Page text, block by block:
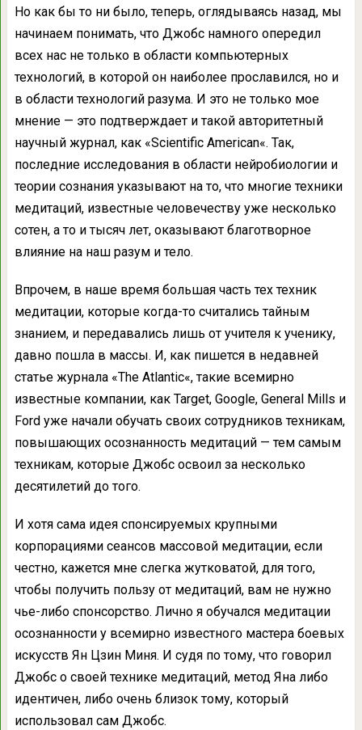
Но как бы то ни было, теперь, оглядываясь назад, мы
начинаем понимать, что Джобс намного опередил
всех нас не только в области компьютерных
технологий, в которой он наиболее прославился, но и
в области технологий разума. И это не только мое
мнение — это подтверждает и такой авторитетный
научный журнал, как «Scientific American«. Так,
последние исследования в области нейробиологии и
теории сознания указывают на то, что многие техники
медитаций, известные человечеству уже несколько
сотен, а то и тысяч лет, оказывают благотворное
влияние на наш разум и тело.
Впрочем, в наше время большая часть тех техник
медитации, которые когда-то считались тайным
знанием, и передавались лишь от учителя к ученику,
давно пошла в массы. И, как пишется в недавней
статье журнала «The Atlantic«, такие всемирно
известные компании, как Target, Google, General Mills и
Ford уже начали обучать своих сотрудников техникам,
повышающих осознанность медитаций — тем самым
техникам, которые Джобс освоил за несколько
десятилетий до того.
И хотя сама идея спонсируемых крупными
корпорациями сеансов массовой медитации, если
честно, кажется мне слегка жутковатой, для того,
чтобы получить пользу от медитаций, вам не нужно
чье-либо спонсорство. Лично я обучался медитации
осознанности у всемирно известного мастера боевых
искусств Ян Цзин Миня. И судя по тому, что говорил
Джобс о своей технике медитаций, метод Яна либо
идентичен, либо очень близок тому, который
использовал сам Джобс.